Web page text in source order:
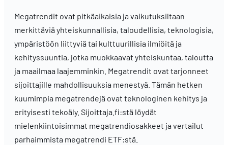
Megatrendit ovat pitkäaikaisia ja vaikutuksiltaan
merkittäviä yhteiskunnallisia, taloudellisia, teknologisia,
ympäristöön liittyviä tai kulttuurillisia ilmiöitä ja
kehityssuuntia, jotka muokkaavat yhteiskuntaa, taloutta
ja maailmaa laajemminkin. Megatrendit ovat tarjonneet
sijoittajille mahdollisuuksia menestyä. Tämän hetken
kuumimpia megatrendejä ovat teknologinen kehitys ja
erityisesti tekoäly. Sijoittaja.fi:stä löydät
mielenkiintoisimmat megatrendiosakkeet ja vertailut
parhaimmista megatrendi ETF:stä.